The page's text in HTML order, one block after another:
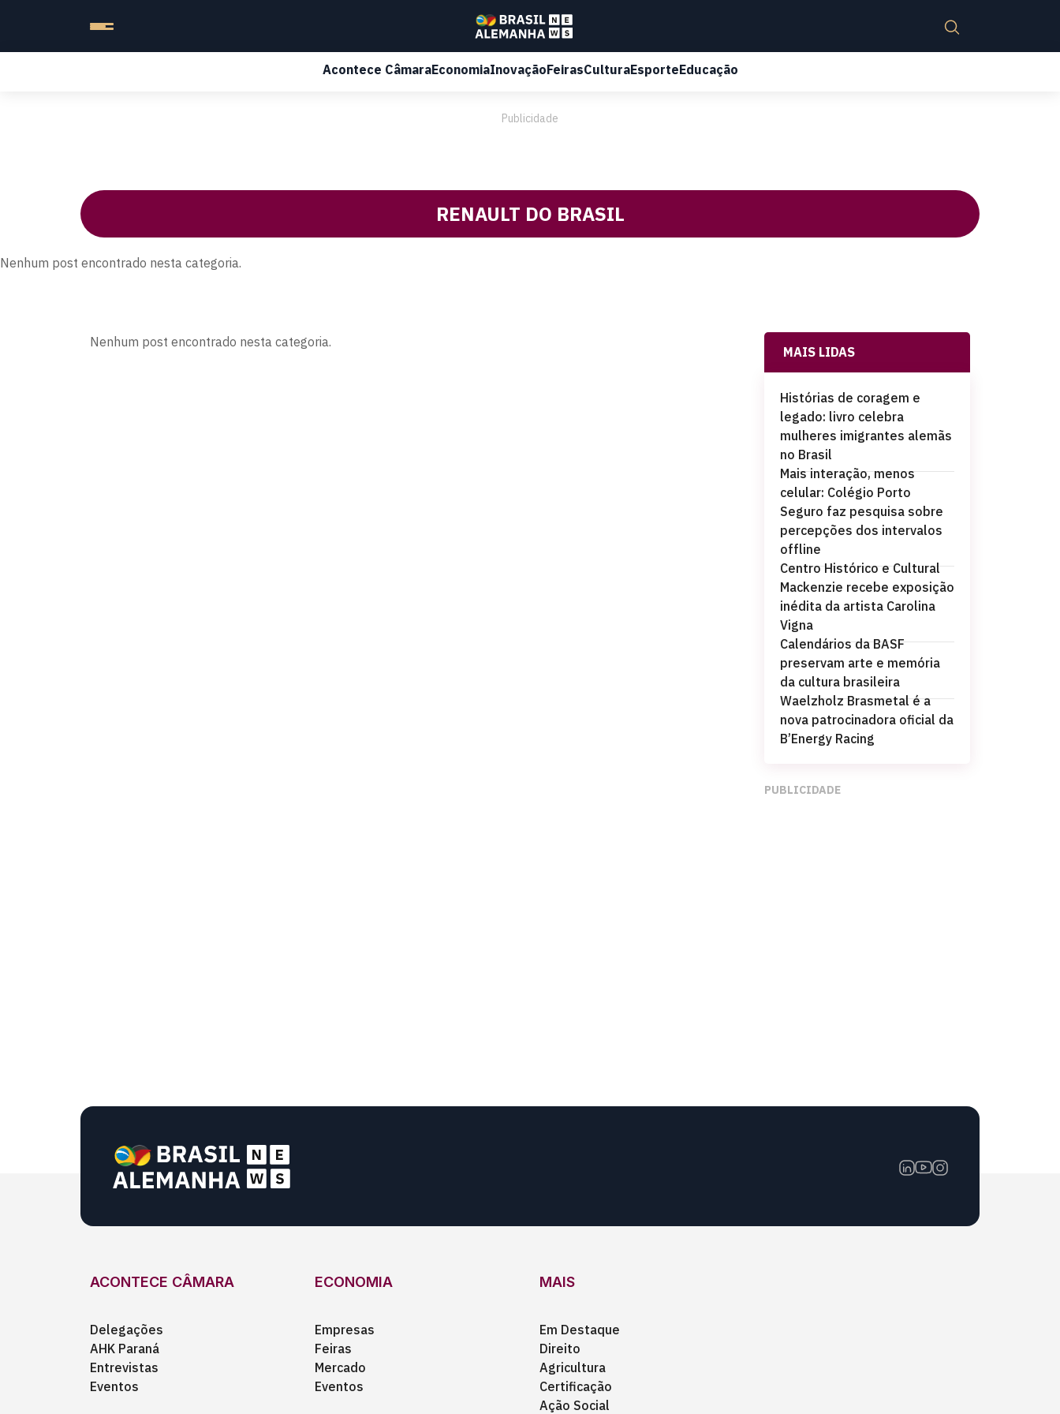
Acontece CâmaraEconomiaInovaçãoFeirasCulturaEsporteEducação
Publicidade
RENAULT DO BRASIL
Nenhum post encontrado nesta categoria.
Nenhum post encontrado nesta categoria.
MAIS LIDAS
Histórias de coragem e
legado: livro celebra
mulheres imigrantes alemãs
no Brasil
Mais interação, menos
celular: Colégio Porto
Seguro faz pesquisa sobre
percepções dos intervalos
offline
Centro Histórico e Cultural
Mackenzie recebe exposição
inédita da artista Carolina
Vigna
Calendários da BASF
preservam arte e memória
da cultura brasileira
Waelzholz Brasmetal é a
nova patrocinadora oficial da
B’Energy Racing
PUBLICIDADE
ACONTECE CÂMARA
Delegações
AHK Paraná
Entrevistas
Eventos
ECONOMIA
Empresas
Feiras
Mercado
Eventos
MAIS
Em Destaque
Direito
Agricultura
Certificação
Ação Social